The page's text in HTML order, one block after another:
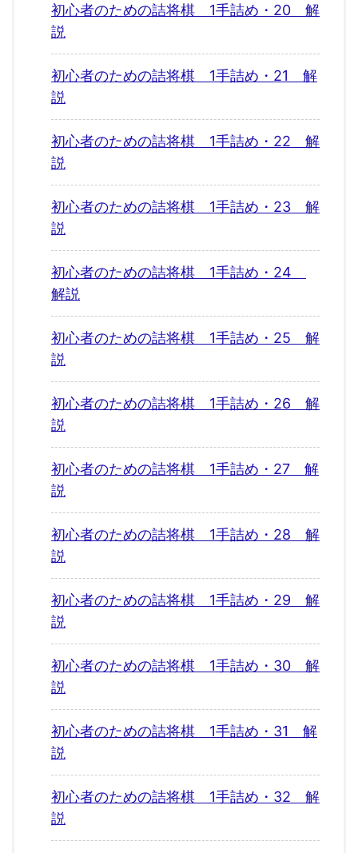
初心者のための詰将棋 1手詰め・20 解
説
初心者のための詰将棋 1手詰め・21 解
説
初心者のための詰将棋 1手詰め・22 解
説
初心者のための詰将棋 1手詰め・23 解
説
初心者のための詰将棋 1手詰め・24
解説
初心者のための詰将棋 1手詰め・25 解
説
初心者のための詰将棋 1手詰め・26 解
説
初心者のための詰将棋 1手詰め・27 解
説
初心者のための詰将棋 1手詰め・28 解
説
初心者のための詰将棋 1手詰め・29 解
説
初心者のための詰将棋 1手詰め・30 解
説
初心者のための詰将棋 1手詰め・31 解
説
初心者のための詰将棋 1手詰め・32 解
説